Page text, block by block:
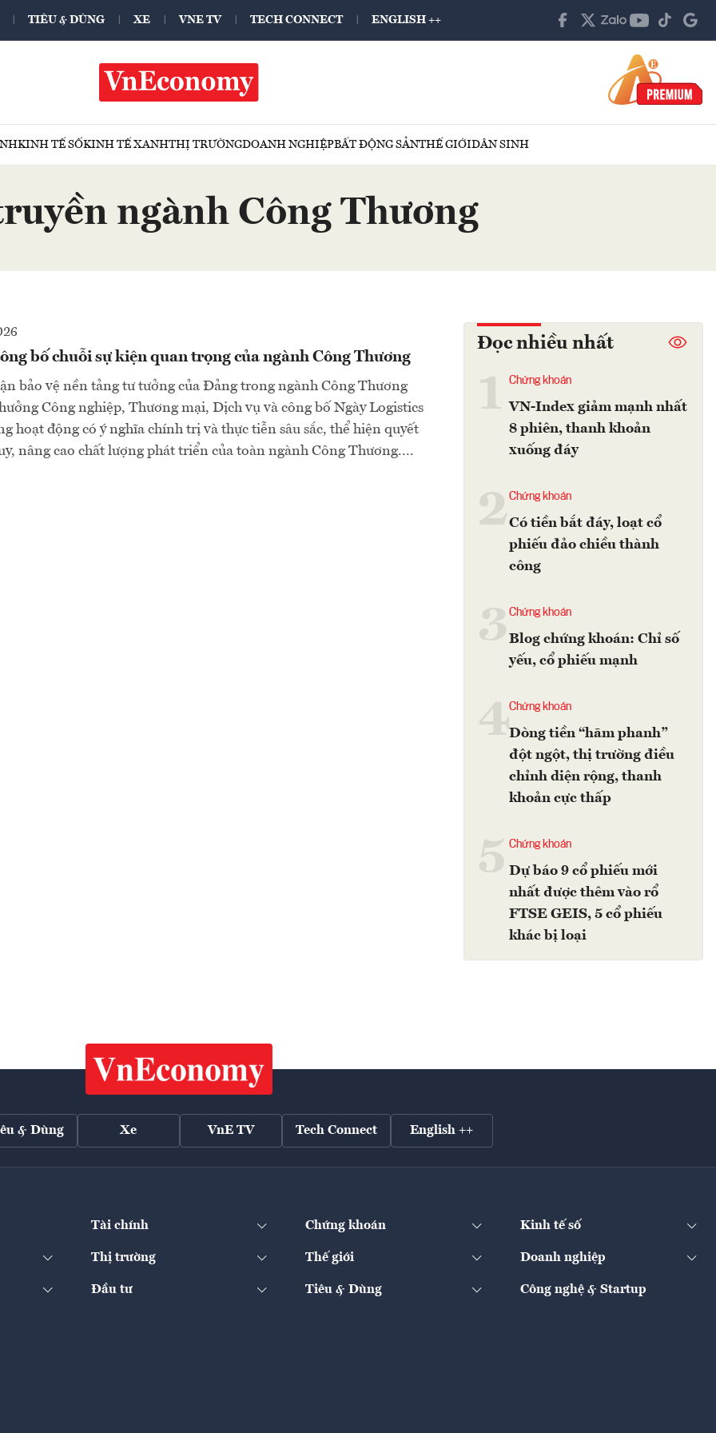
TIÊU & DÙNG XE VNE TV TECH CONNECT ENGLISH ++
KINH TẾ SỐKINH TẾ XANHTHỊ TRƯỜNGDOANH NGHIỆPBẤT ĐỘNG SẢNTHẾ GIỚIDÂN SINH
ngành Công Thương
bố chuỗi sự kiện quan trọng của ngành Công Thương
bảo vệ nền tảng tư tưởng của Đảng trong ngành Công Thương
Công nghiệp, Thương mại, Dịch vụ và công bố Ngày Logistics
hoạt động có ý nghĩa chính trị và thực tiễn sâu sắc, thể hiện quyết
nâng cao chất lượng phát triển của toàn ngành Công Thương....
Đọc nhiều nhất
Chứng khoán
VN-Index giảm mạnh nhất
8 phiên, thanh khoản
xuống đáy
2Chứng khoán
Có tiền bắt đáy, loạt cổ
phiếu đảo chiều thành
công
Chứng khoán
Blog chứng khoán: Chỉ số
yếu, cổ phiếu mạnh
4Chứng khoán
Dòng tiền “hãm phanh”
đột ngột, thị trường điều
chỉnh diện rộng, thanh
khoản cực thấp
Chứng khoán
Dự báo 9 cổ phiếu mới
nhất được thêm vào rổ
FTSE GEIS, 5 cổ phiếu
khác bị loại
& Dùng Xe VnE TV Tech Connect English ++
Tài chính Chứng khoán Kinh tế số
Thị trường Thế giới Doanh nghiệp
Đầu tư Tiêu & Dùng Công nghệ & Startup